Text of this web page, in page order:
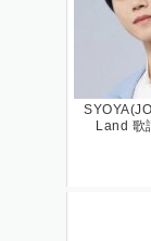
Land 歌